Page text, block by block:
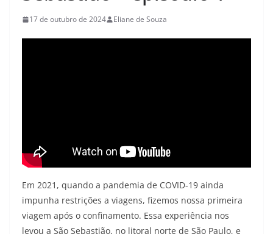
17 de outubro de 2024 Eliane de Souza
Em 2021, quando a pandemia de COVID-19 ainda
impunha restrições a viagens, fizemos nossa primeira
viagem após o confinamento. Essa experiência nos
levou a São Sebastião, no litoral norte de São Paulo, e